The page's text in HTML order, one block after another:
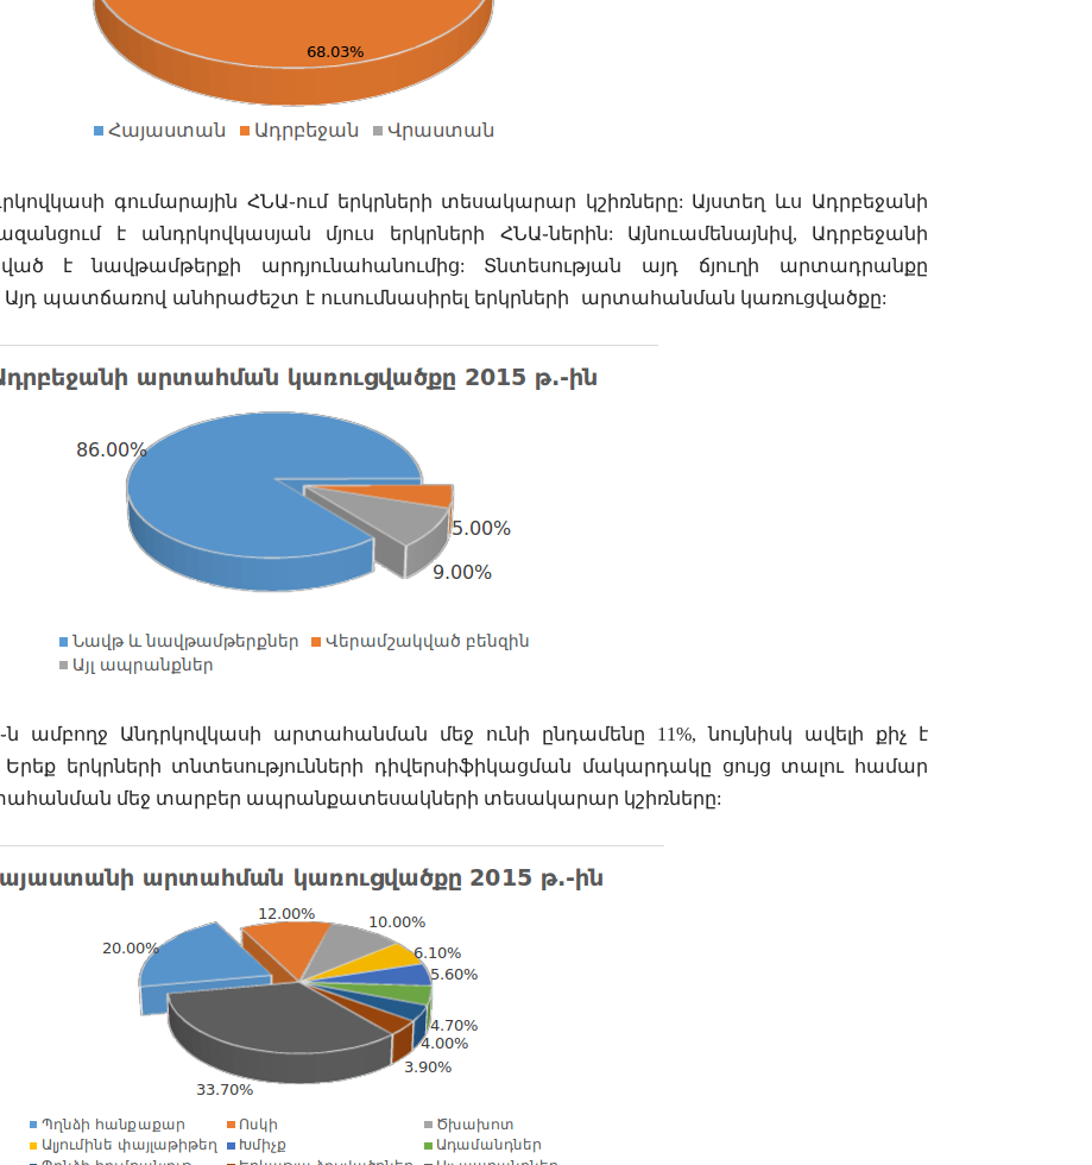
գումարային ՀՆԱ֊ում երկրների տեսակարար կշիռները: Այստեղ ևս Ադրբեջանի
է անդրկովկասյան մյուս երկրների ՀՆԱ֊ներին: Այնուամենայնիվ, Ադրբեջանի
է նավթամթերքի արդյունահանումից: Տնտեսության այդ ճյուղի արտադրանքը
Այդ պատճառով անհրաժեշտ է ուսումնասիրել երկրների արտահանման կառուցվածքը:
ամբողջ Անդրկովկասի արտահանման մեջ ունի ընդամենը 11%, նույնիսկ ավելի քիչ է
Երեքերկրների տնտեսությունների դիվերսիֆիկացման մակարդակը ցույց տալու համար
մեջ տարբեր ապրանքատեսակների տեսակարար կշիռները: